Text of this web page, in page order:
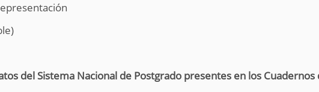
del Sistema Nacional de Postgrado presentes en los